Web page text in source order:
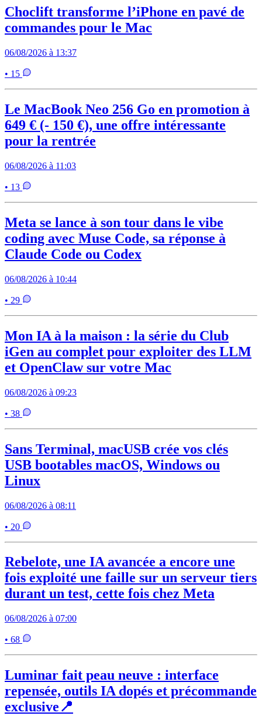
Choclift transforme l’iPhone en pavé de
commandes pour le Mac
06/08/2026 à 13:37
• 15
Le MacBook Neo 256 Go en promotion à
649 € (- 150 €), une offre intéressante
pour la rentrée
06/08/2026 à 11:03
• 13
Meta se lance à son tour dans le vibe
coding avec Muse Code, sa réponse à
Claude Code ou Codex
06/08/2026 à 10:44
• 29
Mon IA à la maison : la série du Club
iGen au complet pour exploiter des LLM
et OpenClaw sur votre Mac
06/08/2026 à 09:23
• 38
Sans Terminal, macUSB crée vos clés
USB bootables macOS, Windows ou
Linux
06/08/2026 à 08:11
• 20
Rebelote, une IA avancée a encore une
fois exploité une faille sur un serveur tiers
durant un test, cette fois chez Meta
06/08/2026 à 07:00
• 68
Luminar fait peau neuve : interface
repensée, outils IA dopés et précommande
exclusive📍